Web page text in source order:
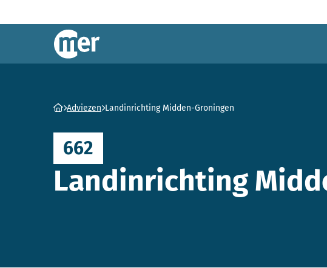
Commissie mer
Ga naar homepage
Adviezen Landinrichting Midden-Groningen
662
Landinrichting